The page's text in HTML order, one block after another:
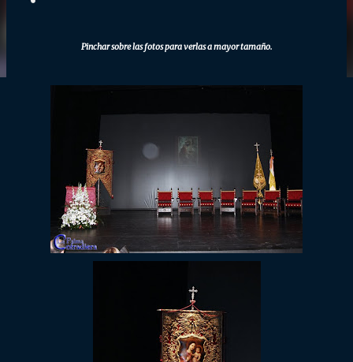
Pinchar sobre las fotos para verlas a mayor tamaño.